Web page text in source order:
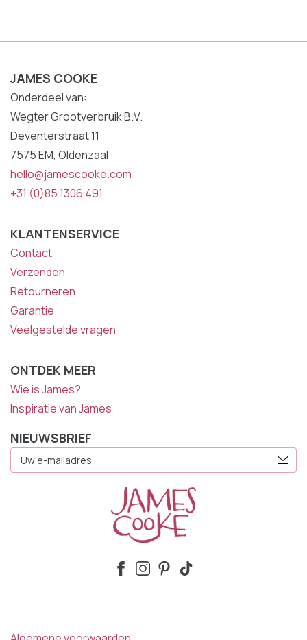
JAMES COOKE
Onderdeel van:
Wegter Grootverbruik B.V.
Deventerstraat 11
7575 EM, Oldenzaal
hello@jamescooke.com
+31 (0)85 1306 491
KLANTENSERVICE
Contact
Verzenden
Retourneren
Garantie
Veelgestelde vragen
ONTDEK MEER
Wie is James?
Inspiratie van James
NIEUWSBRIEF
Mailadres